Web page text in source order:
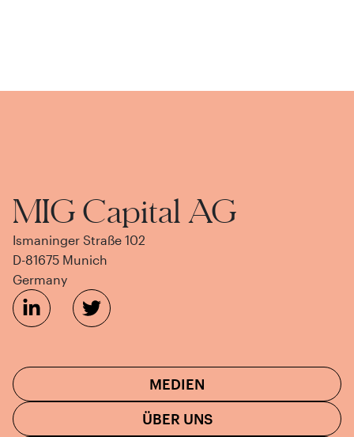
MIG Capital AG
Ismaninger Straße 102
D-81675 Munich
Germany
MEDIEN
ÜBER UNS